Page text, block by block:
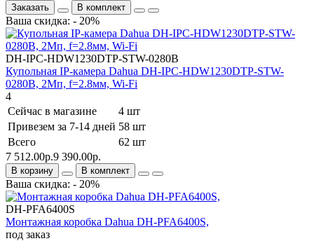
Заказать В комплект
Ваша скидка: - 20%
DH-IPC-HDW1230DTP-STW-0280B
Купольная IP-камера Dahua DH-IPC-HDW1230DTP-STW-
0280B, 2Мп, f=2.8мм, Wi-Fi
4
Сейчас в магазине
4 шт
Привезем за 7-14 дней 58 шт
Всего
62 шт
7 512.00р.9 390.00р.
В корзину В комплект
Ваша скидка: - 20%
DH-PFA6400S
Монтажная коробка Dahua DH-PFA6400S,
под заказ